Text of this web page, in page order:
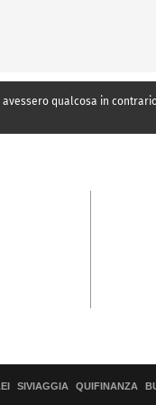
qualcosa in
SIVIAGGIA QUIFINANZA